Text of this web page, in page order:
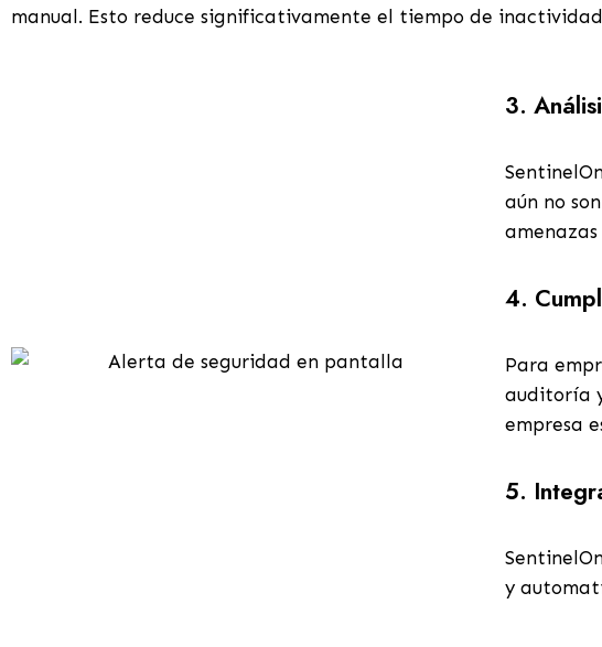
manual. Esto reduce significativamente el tiempo de
3.
aún no
4.
Para
auditoría
empresa
5.
y